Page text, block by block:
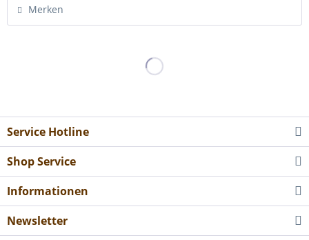
Merken
Service Hotline
Shop Service
Informationen
Newsletter